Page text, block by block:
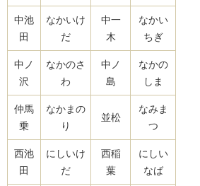
中池
田
なかいけ
だ
中一
木
なかい
ちぎ
中ノ
沢
なかのさ
わ
中ノ
島
なかの
しま
仲馬
乗
なかまの
り
並松
なみま
つ
西池
田
にしいけ
だ
西稲
葉
にしい
なば